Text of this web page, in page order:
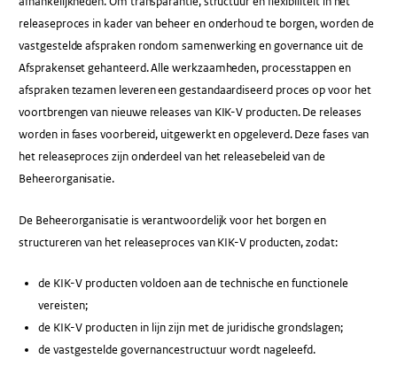
releaseproces in kader van beheer en onderhoud te borgen, worden de
vastgestelde afspraken rondom samenwerking en governance uit de
Afsprakenset gehanteerd. Alle werkzaamheden, processtappen en
afspraken tezamen leveren een gestandaardiseerd proces op voor het
voortbrengen van nieuwe releases van KIK-V producten. De releases
worden in fases voorbereid, uitgewerkt en opgeleverd. Deze fases van
het releaseproces zijn onderdeel van het releasebeleid van de
Beheerorganisatie.
De Beheerorganisatie is verantwoordelijk voor het borgen en
structureren van het releaseproces van KIK-V producten, zodat:
de KIK-V producten voldoen aan de technische en functionele
vereisten;
de KIK-V producten in lijn zijn met de juridische grondslagen;
de vastgestelde governancestructuur wordt nageleefd.